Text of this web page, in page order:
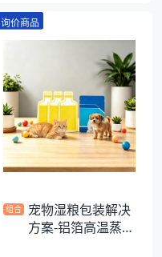
询价商品
组合 宠物湿粮包装解决
方案-铝箔高温蒸煮